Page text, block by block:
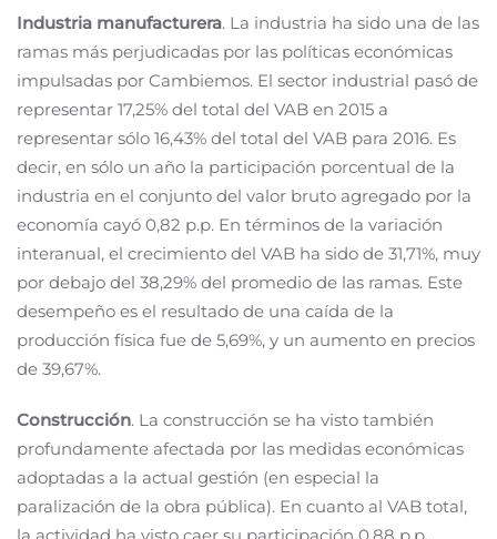
Industria manufacturera. La industria ha sido una de las
ramas más perjudicadas por las políticas económicas
impulsadas por Cambiemos. El sector industrial pasó de
representar 17,25% del total del VAB en 2015 a
representar sólo 16,43% del total del VAB para 2016. Es
decir, en sólo un año la participación porcentual de la
industria en el conjunto del valor bruto agregado por la
economía cayó 0,82 p.p. En términos de la variación
interanual, el crecimiento del VAB ha sido de 31,71%, muy
por debajo del 38,29% del promedio de las ramas. Este
desempeño es el resultado de una caída de la
producción física fue de 5,69%, y un aumento en precios
de 39,67%.
Construcción. La construcción se ha visto también
profundamente afectada por las medidas económicas
adoptadas a la actual gestión (en especial la
paralización de la obra pública). En cuanto al VAB total,
la actividad ha visto caer su participación 0,88 p.p.